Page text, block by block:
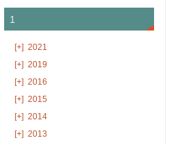
1
[+] 2021
[+] 2019
[+] 2016
[+] 2015
[+] 2014
[+] 2013